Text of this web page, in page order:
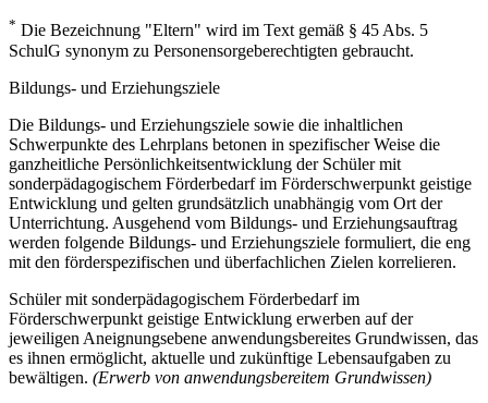
* Die Bezeichnung "Eltern" wird im Text gemäß § 45 Abs. 5
SchulG synonym zu Personensorgeberechtigten gebraucht.
Bildungs- und Erziehungsziele
Die Bildungs- und Erziehungsziele sowie die inhaltlichen
Schwerpunkte des Lehrplans betonen in spezifischer Weise die
ganzheitliche Persönlichkeitsentwicklung der Schüler mit
sonderpädagogischem Förderbedarf im Förderschwerpunkt geistige
Entwicklung und gelten grundsätzlich unabhängig vom Ort der
Unterrichtung. Ausgehend vom Bildungs- und Erziehungsauftrag
werden folgende Bildungs- und Erziehungsziele formuliert, die eng
mit den förderspezifischen und überfachlichen Zielen korrelieren.
Schüler mit sonderpädagogischem Förderbedarf im
Förderschwerpunkt geistige Entwicklung erwerben auf der
jeweiligen Aneignungsebene anwendungsbereites Grundwissen, das
es ihnen ermöglicht, aktuelle und zukünftige Lebensaufgaben zu
bewältigen. (Erwerb von anwendungsbereitem Grundwissen)